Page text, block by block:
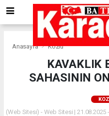
Anasayfa Kozlu
KAVAKLIK
SAHASININ
(Web Sitesi) - Web Sitesi | 21.08.2025